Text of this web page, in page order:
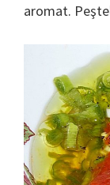
aromat.